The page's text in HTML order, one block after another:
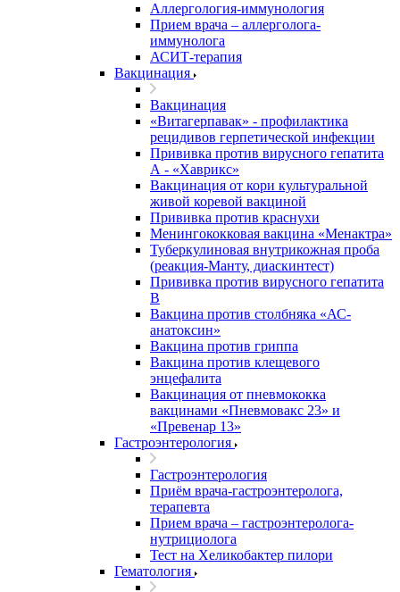
Аллергология-иммунология
Прием врача – аллерголога-
иммунолога
АСИТ-терапия
Вакцинация
Вакцинация
«Витагерпавак» - профилактика
рецидивов герпетической инфекции
Прививка против вирусного гепатита
А - «Хаврикс»
Вакцинация от кори культуральной
живой коревой вакциной
Прививка против краснухи
Менингококковая вакцина «Менактра»
Туберкулиновая внутрикожная проба
(реакция-Манту, диаскинтест)
Прививка против вирусного гепатита
В
Вакцина против столбняка «АС-
анатоксин»
Вакцина против гриппа
Вакцина против клещевого
энцефалита
Вакцинация от пневмококка
вакцинами «Пневмовакс 23» и
«Превенар 13»
Гастроэнтерология
Гастроэнтерология
Приём врача-гастроэнтеролога,
терапевта
Прием врача – гастроэнтеролога-
нутрициолога
Тест на Хеликобактер пилори
Гематология